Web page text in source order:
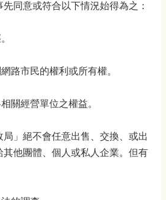
同意或符合以下情況始得為之：
市民的權利或所有權。
經營單位之權益。
」絕不會任意出售、交換、或出
他團體、個人或私人企業。但有